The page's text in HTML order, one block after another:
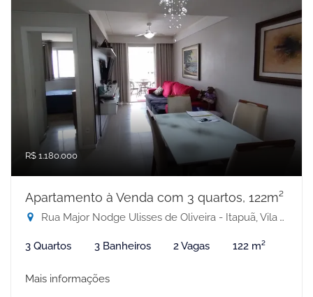
R$ 1.180.000
Apartamento à Venda com 3 quartos, 122m²
Rua Major Nodge Ulisses de Oliveira - Itapuã, Vila Velha-ES
3 Quartos 3 Banheiros 2 Vagas 122 m²
Mais informações